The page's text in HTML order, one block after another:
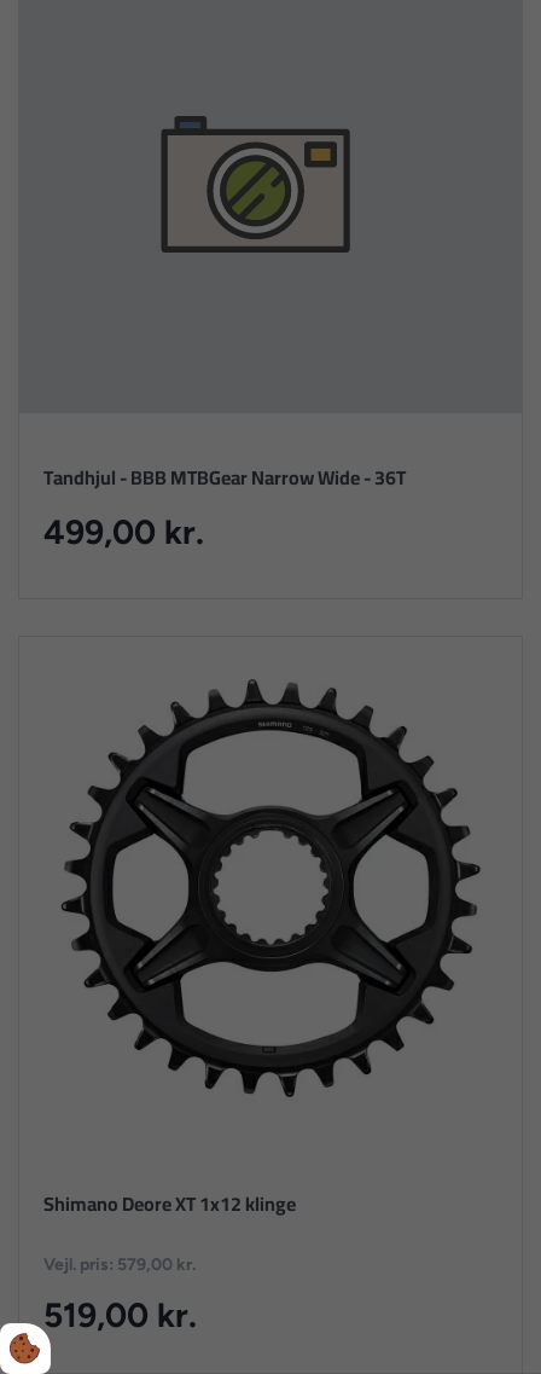
Tandhjul - BBB MTBGear Narrow Wide - 36T
499,00 kr.
Shimano Deore XT 1x12 klinge
Vejl. pris: 579,00 kr.
519,00 kr.